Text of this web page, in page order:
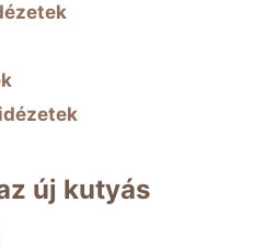
új kutyás